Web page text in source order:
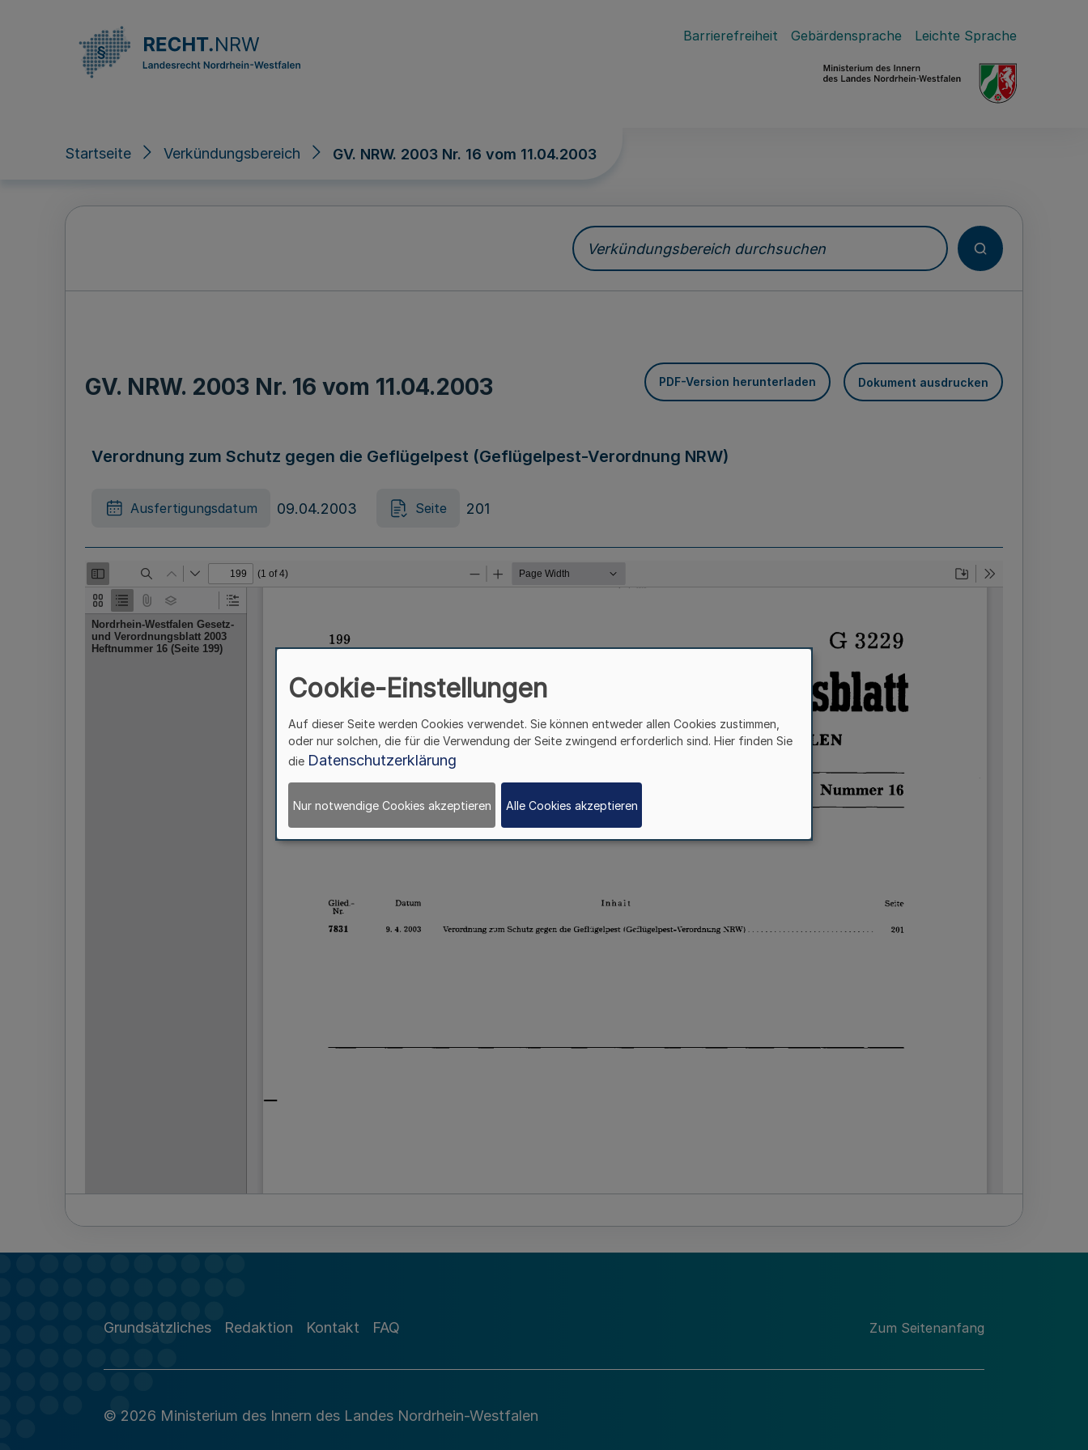
Barrierefreiheit Gebärdensprache Leichte Sprache
Startseite Verkündungsbereich GV. NRW. 2003 Nr. 16 vom 11.04.2003
Verkündungsbereich durchsuchen
GV. NRW. 2003 Nr. 16 vom 11.04.2003 PDF-Version herunterladen Dokument ausdrucken
Verordnung zum Schutz gegen die Geflügelpest (Geflügelpest-Verordnung NRW)
Ausfertigungsdatum 09.04.2003 Seite 201
Grundsätzliches Redaktion Kontakt FAQ Zum Seitenanfang
© 2026 Ministerium des Innern des Landes Nordrhein-Westfalen
Cookie-Einstellungen
Auf dieser Seite werden Cookies verwendet. Sie können entweder allen Cookies zustimmen,
oder nur solchen, die für die Verwendung der Seite zwingend erforderlich sind. Hier finden Sie
die Datenschutzerklärung
Nur notwendige Cookies akzeptieren Alle Cookies akzeptieren